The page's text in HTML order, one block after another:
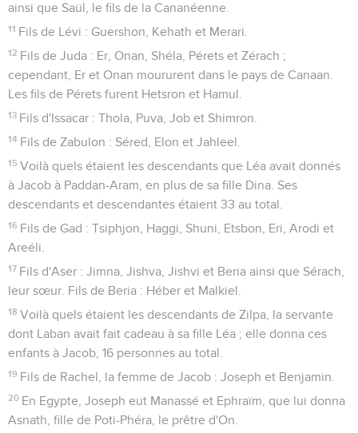
ainsi que Saül, le fils de la Cananéenne.
11 Fils de Lévi : Guershon, Kehath et Merari.
12 Fils de Juda : Er, Onan, Shéla, Pérets et Zérach ;
cependant, Er et Onan moururent dans le pays de Canaan.
Les fils de Pérets furent Hetsron et Hamul.
13 Fils d'Issacar : Thola, Puva, Job et Shimron.
14 Fils de Zabulon : Séred, Elon et Jahleel.
15 Voilà quels étaient les descendants que Léa avait donnés
à Jacob à Paddan-Aram, en plus de sa fille Dina. Ses
descendants et descendantes étaient 33 au total.
16 Fils de Gad : Tsiphjon, Haggi, Shuni, Etsbon, Eri, Arodi et
Areéli.
17 Fils d'Aser : Jimna, Jishva, Jishvi et Beria ainsi que Sérach,
leur sœur. Fils de Beria : Héber et Malkiel.
18 Voilà quels étaient les descendants de Zilpa, la servante
dont Laban avait fait cadeau à sa fille Léa ; elle donna ces
enfants à Jacob, 16 personnes au total.
19 Fils de Rachel, la femme de Jacob : Joseph et Benjamin.
20 En Egypte, Joseph eut Manassé et Ephraïm, que lui donna
Asnath, fille de Poti-Phéra, le prêtre d'On.